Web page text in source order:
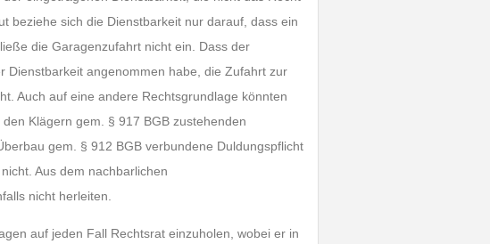
beziehe sich die Dienstbarkeit nur darauf, dass ein
die Garagenzufahrt nicht ein. Dass der
Dienstbarkeit angenommen habe, die Zufahrt zur
Auch auf eine andere Rechtsgrundlage könnten
Klägern gem. § 917 BGB zustehenden
gem. § 912 BGB verbundene Duldungspflicht
Aus dem nachbarlichen
nicht herleiten.
auf jeden Fall Rechtsrat einzuholen, wobei er in